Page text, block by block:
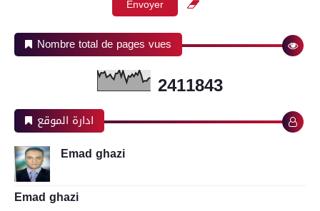
Nombre total de pages vues
2411843
ادارة الموقع
Emad ghazi
Emad ghazi